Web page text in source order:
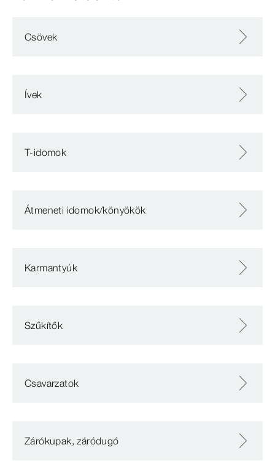
Csövek
Ívek
T-idomok
Átmeneti idomok/könyökök
Karmantyúk
Szűkítők
Csavarzatok
Zárókupak, záródugó